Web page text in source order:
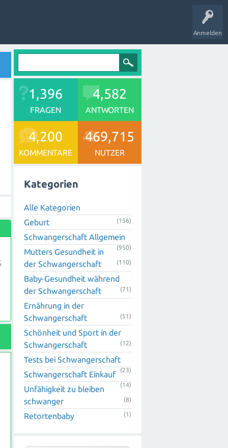
Anmelden
1,396
FRAGEN
4,582
ANTWORTEN
4,200
KOMMENTARE
469,715
NUTZER
Kategorien
Alle Kategorien
Geburt
(156)
Schwangerschaft Allgemein
(950)
Mutters Gesundheit in
der Schwangerschaft
(110)
Baby-Gesundheit während
der Schwangerschaft
(71)
Ernährung in der
Schwangerschaft
(51)
Schönheit und Sport in der
Schwangerschaft
(12)
Tests bei Schwangerschaft
(23)
Schwangerschaft Einkauf
(14)
Unfähigkeit zu bleiben
schwanger
(8)
Retortenbaby (1)